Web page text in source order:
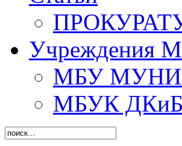
Учреждения
МБУ
МБУК